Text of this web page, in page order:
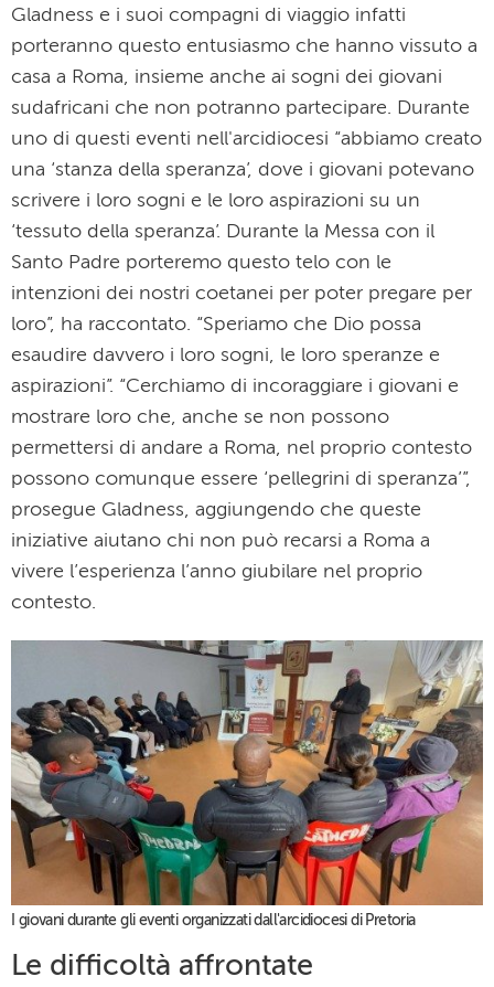
Gladness e i suoi compagni di viaggio infatti
porteranno questo entusiasmo che hanno vissuto a
casa a Roma, insieme anche ai sogni dei giovani
sudafricani che non potranno partecipare. Durante
uno di questi eventi nell'arcidiocesi “abbiamo creato
una ‘stanza della speranza’, dove i giovani potevano
scrivere i loro sogni e le loro aspirazioni su un
‘tessuto della speranza’. Durante la Messa con il
Santo Padre porteremo questo telo con le
intenzioni dei nostri coetanei per poter pregare per
loro”, ha raccontato. “Speriamo che Dio possa
esaudire davvero i loro sogni, le loro speranze e
aspirazioni”. “Cerchiamo di incoraggiare i giovani e
mostrare loro che, anche se non possono
permettersi di andare a Roma, nel proprio contesto
possono comunque essere ‘pellegrini di speranza’”,
prosegue Gladness, aggiungendo che queste
iniziative aiutano chi non può recarsi a Roma a
vivere l’esperienza l’anno giubilare nel proprio
contesto.
I giovani durante gli eventi organizzati dall'arcidiocesi di Pretoria
Le difficoltà affrontate